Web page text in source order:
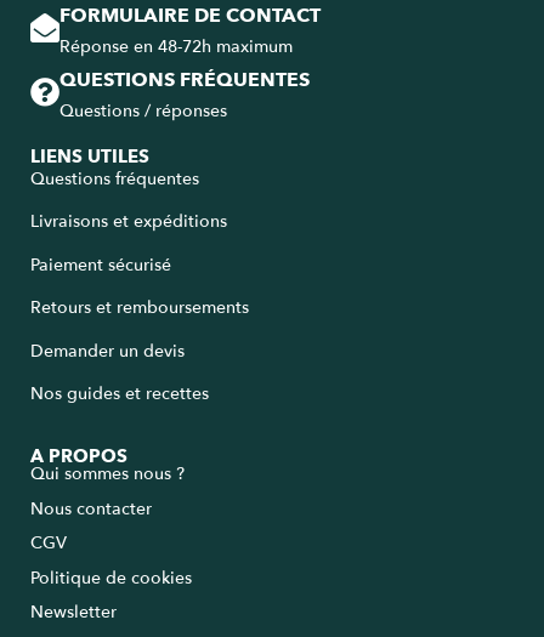
FORMULAIRE DE CONTACT
Réponse en 48-72h maximum
QUESTIONS FRÉQUENTES
Questions / réponses
LIENS UTILES
Questions fréquentes
Livraisons et expéditions
Paiement sécurisé
Retours et remboursements
Demander un devis
Nos guides et recettes
A PROPOS
Qui sommes nous ?
Nous contacter
CGV
Politique de cookies
Newsletter